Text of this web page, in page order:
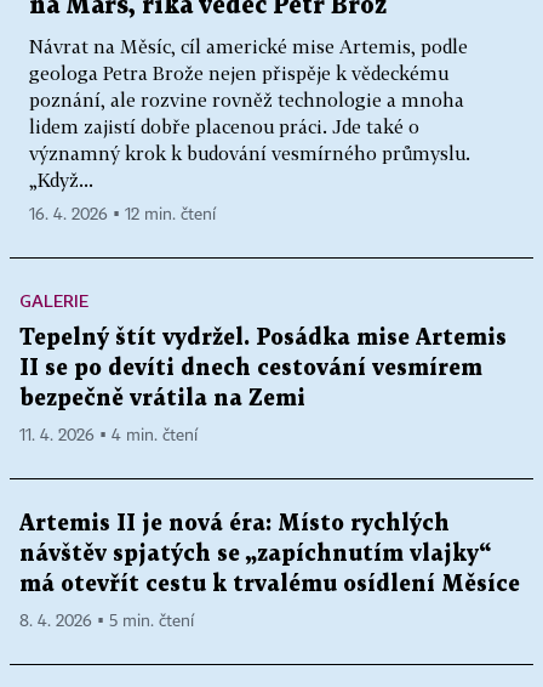
na Mars, říká vědec Petr Brož
Návrat na Měsíc, cíl americké mise Artemis, podle
geologa Petra Brože nejen přispěje k vědeckému
poznání, ale rozvine rovněž technologie a mnoha
lidem zajistí dobře placenou práci. Jde také o
významný krok k budování vesmírného průmyslu.
„Když...
16. 4. 2026 ▪ 12 min. čtení
GALERIE
Tepelný štít vydržel. Posádka mise Artemis
II se po devíti dnech cestování vesmírem
bezpečně vrátila na Zemi
11. 4. 2026 ▪ 4 min. čtení
Artemis II je nová éra: Místo rychlých
návštěv spjatých se „zapíchnutím vlajky“
má otevřít cestu k trvalému osídlení Měsíce
8. 4. 2026 ▪ 5 min. čtení